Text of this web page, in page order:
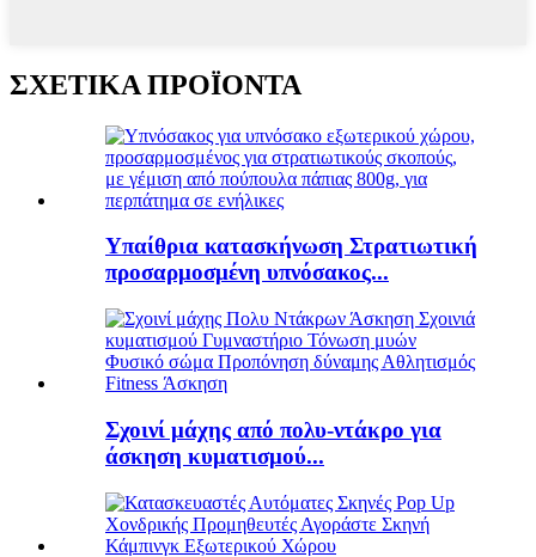
ΣΧΕΤΙΚΑ ΠΡΟΪΟΝΤΑ
Υπαίθρια κατασκήνωση Στρατιωτική
προσαρμοσμένη υπνόσακος...
Σχοινί μάχης από πολυ-ντάκρο για
άσκηση κυματισμού...